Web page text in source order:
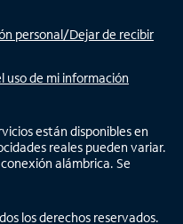
personal/Dejar de recibir
uso de mi información
están disponibles en
reales pueden variar.
alámbrica. Se
los derechos reservados.